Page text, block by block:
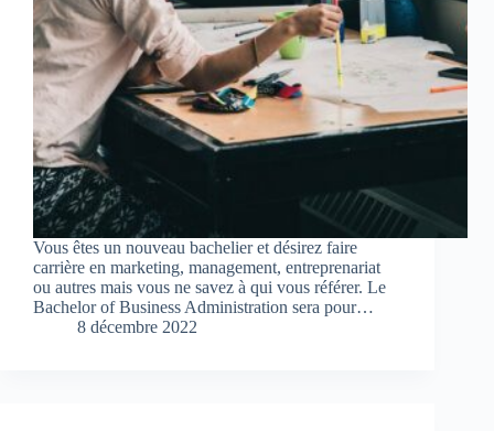
Vous êtes un nouveau bachelier et désirez faire
carrière en marketing, management, entreprenariat
ou autres mais vous ne savez à qui vous référer. Le
Bachelor of Business Administration sera pour…
8 décembre 2022